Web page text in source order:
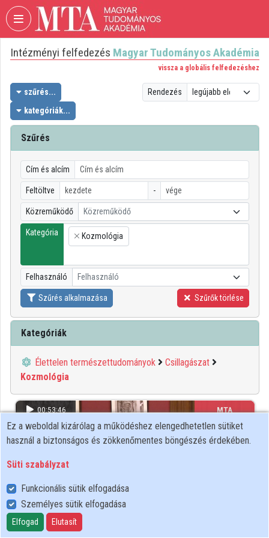
Fejléc kihagyása Menü kihagyása Tartalom kihagyása
VIDEOTORIUM
MAGYAR
TUDOMÁNYOS
AKADÉMIA
Intézményi kezdőlap
Bejelentkezés
Intézményi felfedezés
Kategóriák
Intézményi listák
Intézmények
Közreműködők
Intézményi felfedezés Magyar Tudományos Akadémia
vissza a globális felfedezéshez
szűrés...
kategóriák...
Rendezés
Szűrés
Cím és alcím
Feltöltve -
Közreműködő Közreműködő
Kategória
×
Kozmológia
Felhasználó Felhasználó
Szűrés alkalmazása Szűrők törlése
Kategóriák
Élettelen természettudományok
Csillagászat
Kozmológia
00:53:46 MTA
Ez a weboldal kizárólag a működéshez elengedhetetlen sütiket
használ a biztonságos és zökkenőmentes böngészés érdekében.
Süti szabályzat
Funkcionális sütik elfogadása
Személyes sütik elfogadása
Elfogad Elutasít